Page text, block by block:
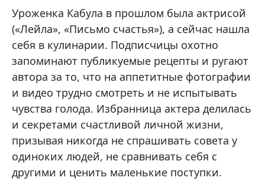
Уроженка Кабула в прошлом была актрисой
(«Лейла», «Письмо счастья»), а сейчас нашла
себя в кулинарии. Подписчицы охотно
запоминают публикуемые рецепты и ругают
автора за то, что на аппетитные фотографии
и видео трудно смотреть и не испытывать
чувства голода. Избранница актера делилась
и секретами счастливой личной жизни,
призывая никогда не спрашивать совета у
одиноких людей, не сравнивать себя с
другими и ценить маленькие поступки.